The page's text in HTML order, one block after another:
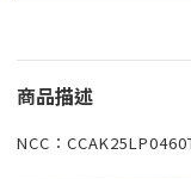
商品描述
NCC：